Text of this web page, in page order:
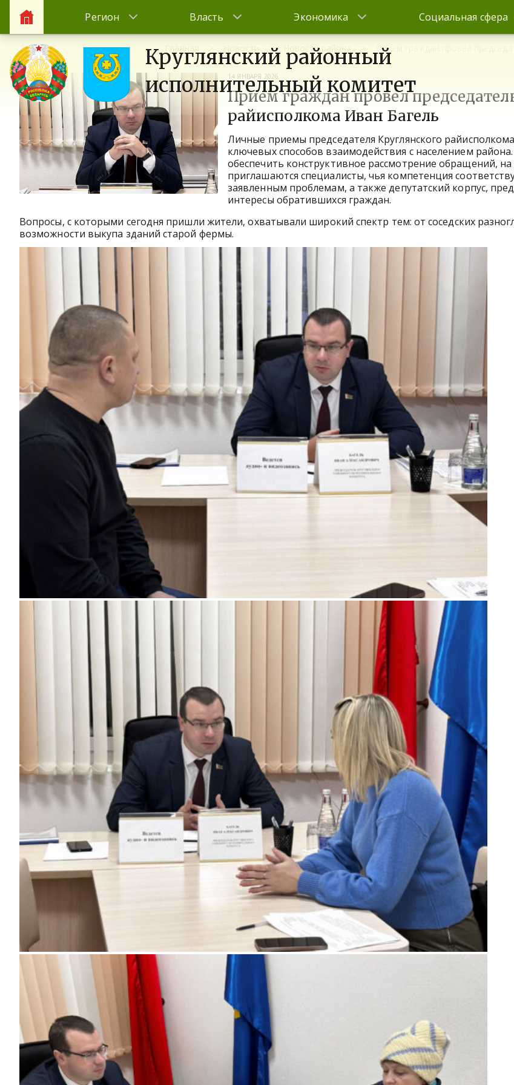
Регион Власть Экономика Социальная сфера
Круглянский районный
исполнительный комитет
Новости района Прием граждан провел
14 ЯНВАРЯ 2026
Прием граждан провел
райисполкома Иван Багель
Личные приемы председателя Круглянского
ключевых способов взаимодействия с населением
обеспечить конструктивное рассмотрение обращений, на
приглашаются специалисты, чья компетенция
заявленным проблемам, а также депутатский корпус,
интересы обратившихся граждан.
Вопросы, с которыми сегодня пришли жители, охватывали широкий спектр тем: от соседских
возможности выкупа зданий старой фермы.